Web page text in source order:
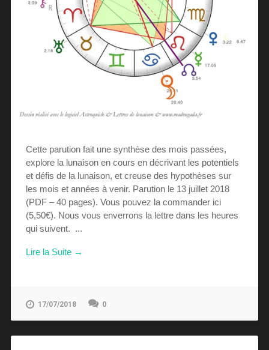
Cette parution fait une synthèse des mois passées,
explore la lunaison en cours en décrivant les potentiels
et défis de la lunaison, et creuse des hypothèses sur
les mois et années à venir. Parution le 13 juillet 2018
(PDF – 40 pages). Vous pouvez la commander ici
(5,50€). Nous vous enverrons la lettre dans les heures
qui suivent. ...
Lire la Suite →
17/07/2018 0